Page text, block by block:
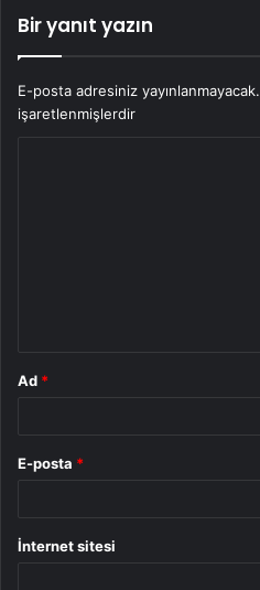
Bir yanıt yazın
E-posta adresiniz yayınlanmayacak.
işaretlenmişlerdir
Ad *
E-posta *
İnternet sitesi